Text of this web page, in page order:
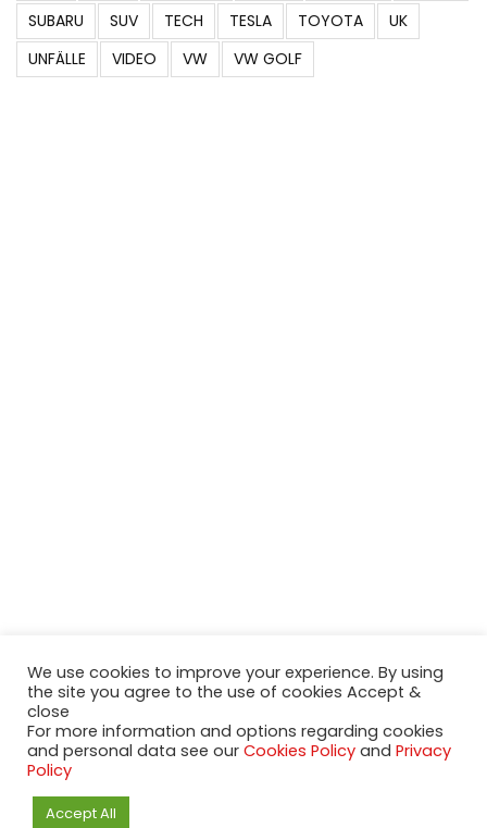
SUBARU
SUV TECH TESLA TOYOTA
UK
UNFÄLLE
VIDEO VW VW GOLF
2020-2023 NeueModelleAutos.de. KaripNetwork - All rights
NeuesModelAuto.de
We use cookies to improve your experience. By using
the site you agree to the use of cookies Accept &
close
For more information and options regarding cookies
and personal data see our Cookies Policy and Privacy
Policy
Accept All